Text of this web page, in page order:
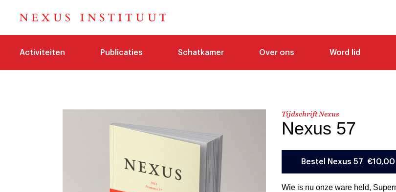
Activiteiten Publicaties Schatkamer Over ons Word lid
Tijdschrift Nexus
Nexus 57
Wie is nu onze ware held,